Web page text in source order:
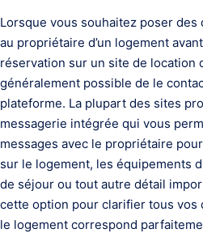
Lorsque vous souhaitez poser
au propriétaire d’un logement
réservation sur un site de location
généralement possible de le
plateforme. La plupart des sites
messagerie intégrée qui vous
messages avec le propriétaire
sur le logement, les équipements
de séjour ou tout autre détail
cette option pour clarifier tous vos
le logement correspond